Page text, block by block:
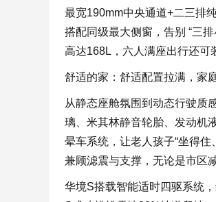
最宽190mm中央通道+二三排
搭配同级最大侧窗，告别 “三
高达168L，六人满座出行还可
舒适的家：舒适配置拉满，家
从静态座舱氛围到动态行驶质
璃、米其林静音轮胎、发动机
晕车系统，让老人孩子“坐得
兼顾滤震与支撑，无论是市区
华境S搭载智能适时四驱系统